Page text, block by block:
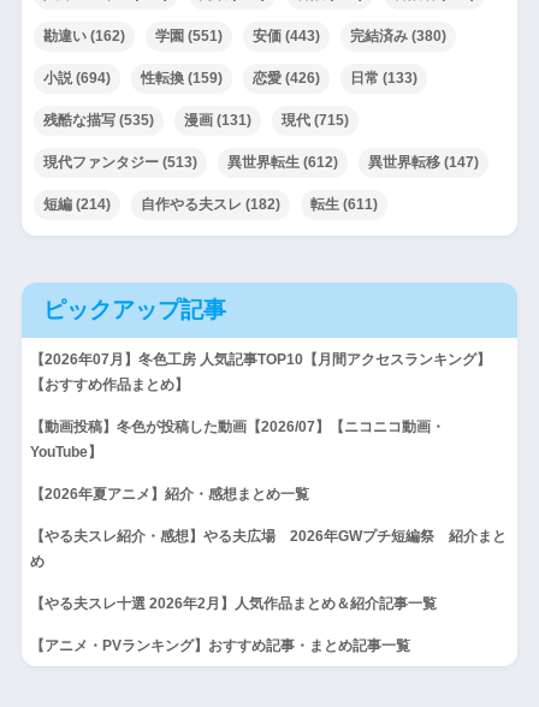
勘違い(162) 学園 (551) 安価(443) 完結済み(380)
小説(694) 性転換(159) 恋愛(426) 日常 (133)
残酷な描写(535) 漫画(131) 現代(715)
現代ファンタジー(513) 異世界転生(612) 異世界転移(147)
短編(214) 自作やる夫スレ (182) 転生(611)
ピックアップ記事
【2026年07月】冬色工房 人気記事TOP10【月間アクセスランキング】
【おすすめ作品まとめ】
【動画投稿】冬色が投稿した動画【2026/07】【ニコニコ動画・
YouTube】
【2026年夏アニメ】紹介・感想まとめ一覧
【やる夫スレ紹介・感想】やる夫広場 2026年GWプチ短編祭 紹介まと
め
【やる夫スレ十選 2026年2月】人気作品まとめ＆紹介記事一覧
【アニメ・PVランキング】おすすめ記事・まとめ記事一覧